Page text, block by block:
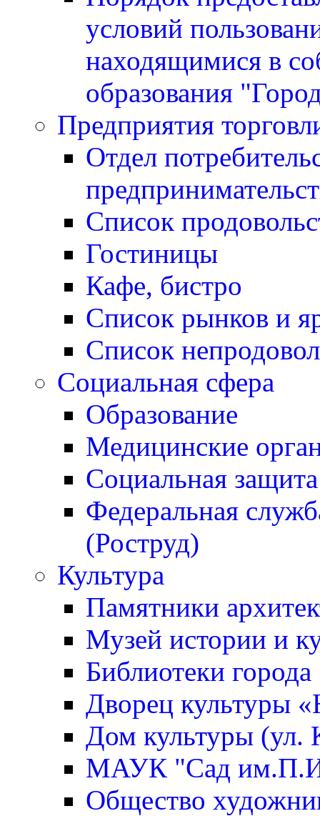
условий
находящимися в
образования
Предприятия
Отдел
Список
Гостиницы
Кафе, бистро
Cписок рынков и
Список
Социальная сфера
Образование
Медицинские
Социальная защита
Федеральная
(Роструд)
Культура
Памятники
Музей истории и
Библиотеки города
Дворец культуры
Дом культуры (ул.
МАУК "Сад
Общество